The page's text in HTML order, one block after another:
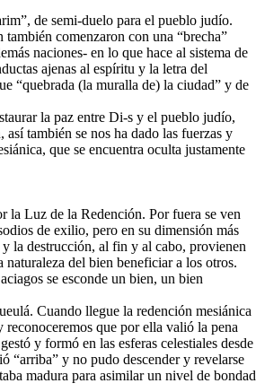
de semi-duelo para el pueblo judío.
comenzaron con una “brecha”
naciones- en lo que hace al sistema de
ajenas al espíritu y la letra del
“quebrada (la muralla de) la ciudad” y de
la paz entre Di-s y el pueblo judío,
también se nos ha dado las fuerzas y
que se encuentra oculta justamente
la Luz de la Redención. Por fuera se ven
de exilio, pero en su dimensión más
la destrucción, al fin y al cabo, provienen
del bien beneficiar a los otros.
se esconde un bien, un bien
Cuando llegue la redención mesiánica
reconoceremos que por ella valió la pena
y formó en las esferas celestiales desde
“arriba” y no pudo descender y revelarse
madura para asimilar un nivel de bondad